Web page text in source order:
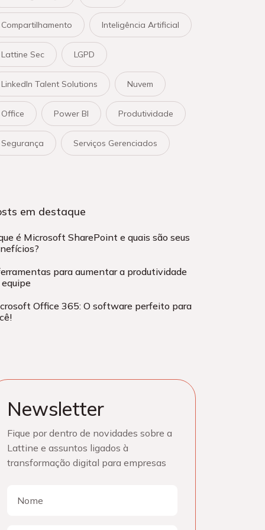
Compartilhamento Inteligência Artificial
Lattine Sec LGPD
LinkedIn Talent Solutions Nuvem
Office Power BI Produtividade
Segurança Serviços Gerenciados
em destaque
é Microsoft SharePoint e quais são seus
para aumentar a produtividade
Office 365: O software perfeito para
Newsletter
Fique por dentro de novidades sobre a
Lattine e assuntos ligados à
transformação digital para empresas